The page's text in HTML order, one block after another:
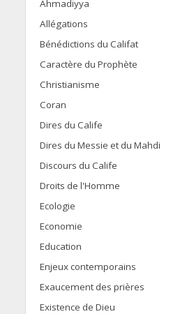
Ahmadiyya
Allégations
Bénédictions du Califat
Caractère du Prophète
Christianisme
Coran
Dires du Calife
Dires du Messie et du Mahdi
Discours du Calife
Droits de l'Homme
Ecologie
Economie
Education
Enjeux contemporains
Exaucement des prières
Existence de Dieu